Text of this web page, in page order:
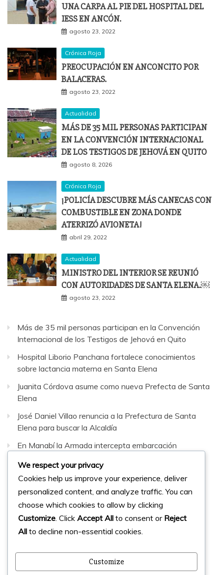
UNA CARPA AL PIE DEL HOSPITAL DEL
IESS EN ANCÓN.
agosto 23, 2022
Crónica Roja
PREOCUPACIÓN EN ANCONCITO POR
BALACERAS.
agosto 23, 2022
Actualidad
MÁS DE 35 MIL PERSONAS PARTICIPAN
EN LA CONVENCIÓN INTERNACIONAL
DE LOS TESTIGOS DE JEHOVÁ EN QUITO
agosto 8, 2026
Crónica Roja
¡POLICÍA DESCUBRE MÁS CANECAS CON
COMBUSTIBLE EN ZONA DONDE
ATERRIZÓ AVIONETA!
abril 29, 2022
Actualidad
MINISTRO DEL INTERIOR SE REUNIÓ
CON AUTORIDADES DE SANTA ELENA.￼
agosto 23, 2022
Más de 35 mil personas participan en la Convención
Internacional de los Testigos de Jehová en Quito
Hospital Liborio Panchana fortalece conocimientos
sobre lactancia materna en Santa Elena
Juanita Córdova asume como nueva Prefecta de Santa
Elena
José Daniel Villao renuncia a la Prefectura de Santa
Elena para buscar la Alcaldía
En Manabí la Armada intercepta embarcación
fiscalización
Facebook
Instagram
Twitter
© 2023 Micharts. Todos los derechos reservados.
We respect your privacy
Cookies help us improve your experience, deliver
personalized content, and analyze traffic. You can
choose which cookies to allow by clicking
Customize . Click Accept All to consent or Reject
All to decline non-essential cookies.
Customize